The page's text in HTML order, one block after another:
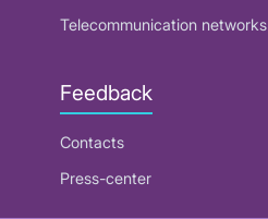
Telecommunication networks
Feedback
Contacts
Press-center